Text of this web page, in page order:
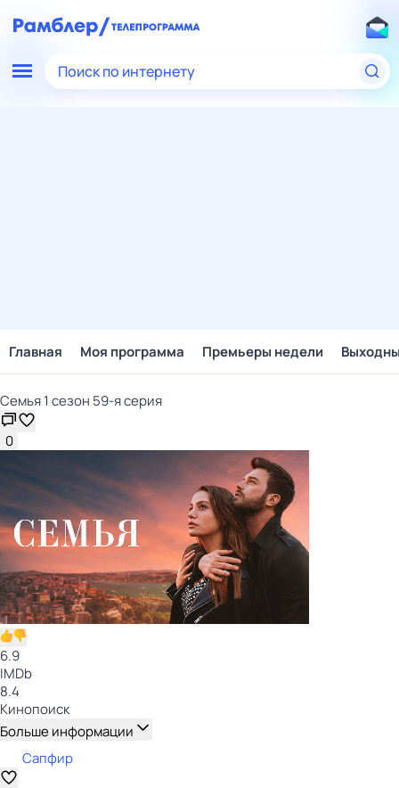
Поиск по интернету
Главная Моя программа Премьеры недели
Семья 1 сезон 59-я серия
0
6.9
IMDb
8.4
Кинопоиск
Больше информации
Сапфир